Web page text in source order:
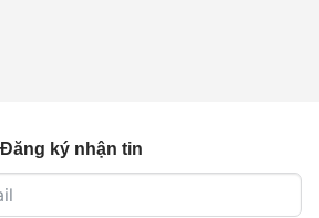
Đăng ký nhận tin